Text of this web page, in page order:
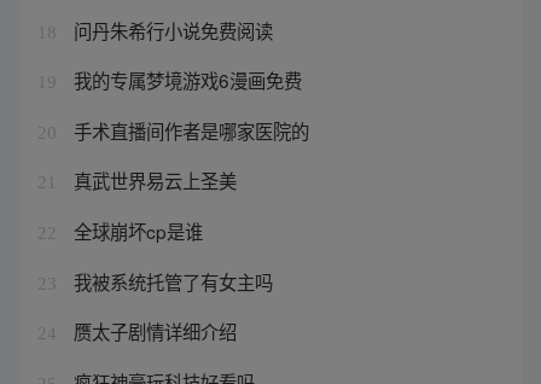
18 问丹朱希行小说免费阅读
19 我的专属梦境游戏6漫画免费
20 手术直播间作者是哪家医院的
21 真武世界易云上圣美
22 全球崩坏cp是谁
23 我被系统托管了有女主吗
24 赝太子剧情详细介绍